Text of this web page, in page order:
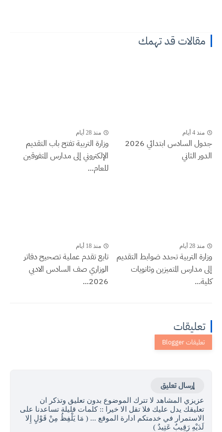
مقالات قد تهمك
منذ 4 أيام
جدول السادس ابتدائي 2026
الدور الثاني
منذ 28 أيام
وزارة التربية تفتح باب التقديم
الإلكتروني إلى مدارس المتفوقين
للعام...
منذ 28 أيام
وزارة التربية تحدد ضوابط التقديم
إلى مدارس المتميزين وثانويات
كلية...
منذ 18 أيام
تابع تقدم عملية تصحيح دفاتر
الوزاري صف السادس الادبي
2026...
تعليقات
إرسال تعليق
عزيزي المشاهد لا تترك الموضوع بدون تعليق وتذكر ان
تعليقك يدل عليك فلا تقل الا خيرا :: كلمات قليلة تساعدنا على
الاستمرار في خدمتكم ادارة الموقع ... ( مَا يَلْفِظُ مِنْ قَوْلٍ إِلا
لَدَيْهِ رَقِيبٌ عَتِيدٌ )